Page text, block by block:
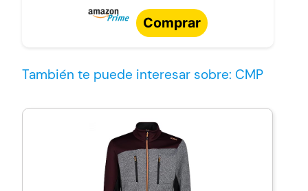
Comprar
También te puede interesar sobre: CMP